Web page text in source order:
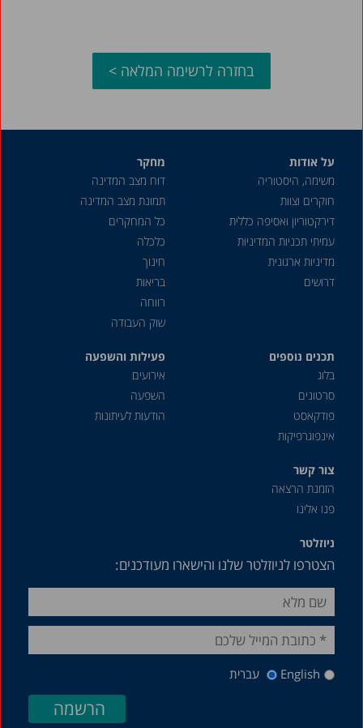
בחזרה לרשימה המלאה >
על אודות
משימה, היסטוריה
חוקרים וצוות
דירקטוריון ואסיפה כללית
עמיתי תכניות המדיניות
מדיניות ארגונית
דרושים
מחקר
דוח מצב המדינה
תמונת מצב המדינה
כל המחקרים
כלכלה
חינוך
בריאות
רווחה
שוק העבודה
תכנים נוספים
בלוג
סרטונים
פודקאסט
אינפוגרפיקות
פעילות והשפעה
אירועים
השפעה
הודעות לעיתונות
צור קשר
הזמנת הרצאה
פנו אלינו
ניוזלטר
הצטרפו לניוזלטר שלנו והישארו מעודכנים:
English עברית